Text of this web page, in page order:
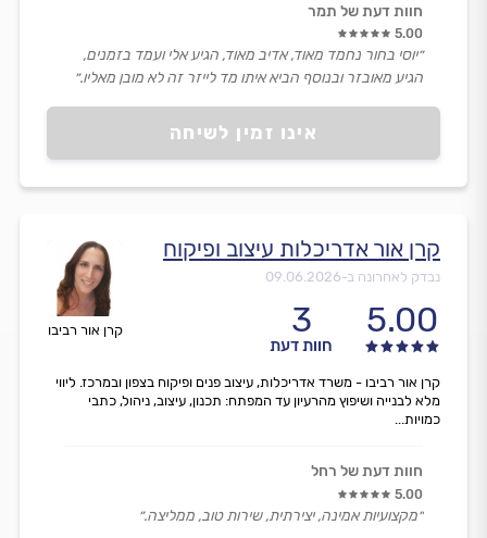
אינו זמין לשיחה
חוות דעת של תמר
5.00
״יוסי בחור נחמד מאוד, אדיב מאוד, הגיע אלי ועמד בזמנים,
הגיע מאובזר ובנוסף הביא איתו מד לייזר זה לא מובן מאליו.״
קרן אור רביבו
קרן אור אדריכלות עיצוב ופיקוח
נבדק לאחרונה ב-09.06.2026
5.00
3
חוות דעת
קרן אור רביבו - משרד אדריכלות, עיצוב פנים ופיקוח בצפון ובמרכז. ליווי
מלא לבנייה ושיפוץ מהרעיון עד המפתח: תכנון, עיצוב, ניהול, כתבי
כמויות...
חוות דעת של רחל
5.00
״מקצועיות אמינה, יצירתית, שירות טוב, ממליצה.״